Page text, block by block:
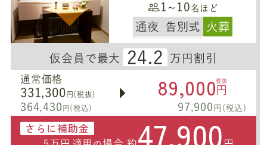
1~10 名ほど
通夜 告別式 火葬
仮会員で最大 24.2 万円割引
通常価格
331,300 円(税抜)
364,430 円(税込)
89,000税抜
円
97,900 円(税込)
さらに補助金 47,900